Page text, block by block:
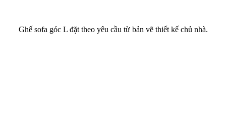
Ghế sofa góc L đặt theo yêu cầu từ bản vẽ thiết kế chủ nhà.